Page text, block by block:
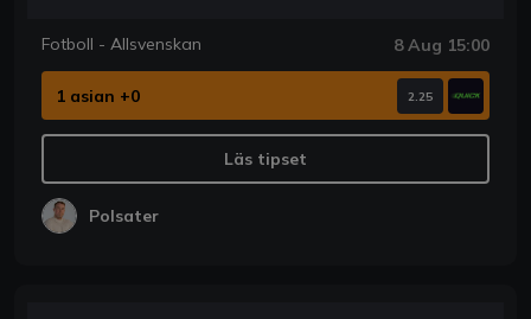
Fotboll - Allsvenskan 8 Aug 15:00
1 asian +0 2.25
Läs tipset
Polsater